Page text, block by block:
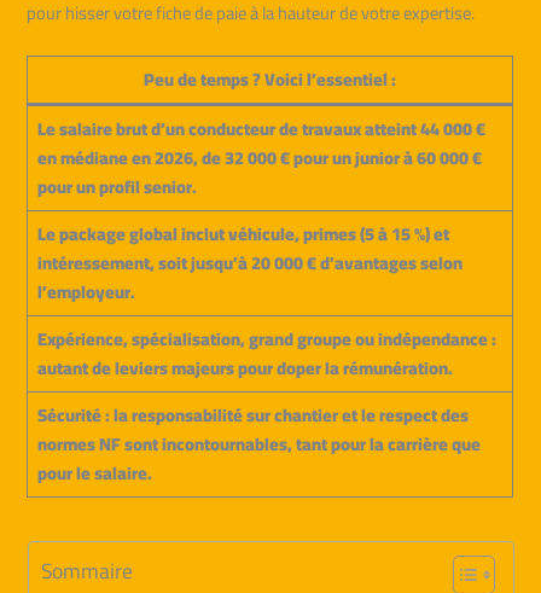
pour hisser votre fiche de paie à la hauteur de votre expertise.
Peu de temps ? Voici l’essentiel :
Le salaire brut d’un conducteur de travaux atteint 44 000 €
en médiane en 2026, de 32 000 € pour un junior à 60 000 €
pour un profil senior.
Le package global inclut véhicule, primes (5 à 15 %) et
intéressement, soit jusqu’à 20 000 € d’avantages selon
l’employeur.
Expérience, spécialisation, grand groupe ou indépendance :
autant de leviers majeurs pour doper la rémunération.
Sécurité : la responsabilité sur chantier et le respect des
normes NF sont incontournables, tant pour la carrière que
pour le salaire.
Sommaire